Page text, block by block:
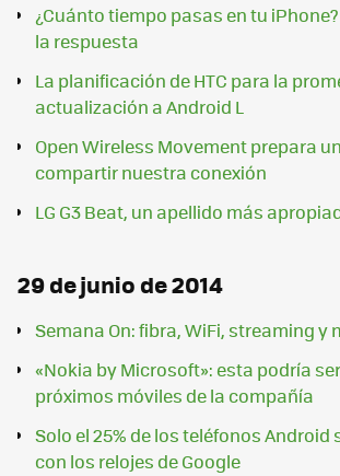
¿Cuánto tiempo pasas en tu
la respuesta
La planificación de HTC para la
actualización a Android L
Open Wireless Movement prepara
compartir nuestra conexión
LG G3 Beat, un apellido más
29 de junio de 2014
Semana On: fibra, WiFi, streaming y
«Nokia by Microsoft»: esta podría
próximos móviles de la compañía
Solo el 25% de los teléfonos Android
con los relojes de Google